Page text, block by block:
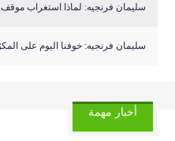
سليمان فرنجيه: لماذا استغراب موقف
سليمان فرنجيه: خوفنا اليوم على
أخبار مهمة